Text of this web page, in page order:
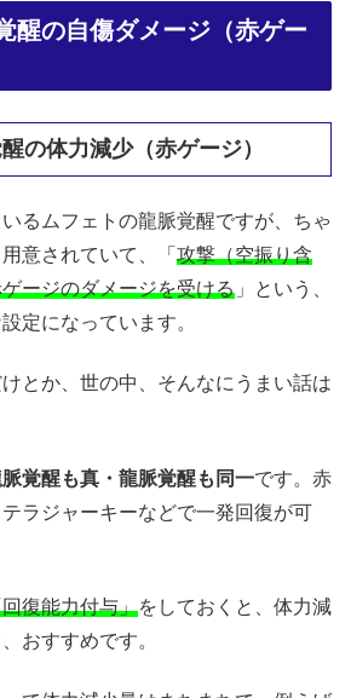
醒の自傷ダメージ（赤ゲー
の体力減少（赤ゲージ）
るムフェトの龍脈覚醒ですが、ちゃ
意されていて、「 攻撃（空振り含
ージのダメージを受ける 」という、
定になっています。
とか、世の中、そんなにうまい話は
覚醒も真・龍脈覚醒も同一です。赤
ラジャーキーなどで一発回復が可
復能力付与」をしておくと、体力減
おすすめです。